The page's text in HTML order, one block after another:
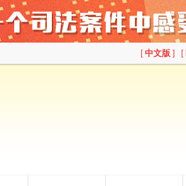
[中文版 ] [